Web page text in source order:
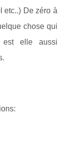
etc..) De zéro à
chose qui
est elle aussi